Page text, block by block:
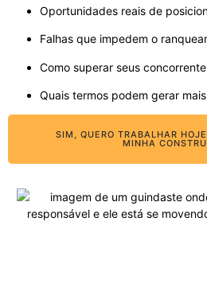
Oportunidades reais de
Falhas que impedem o
Como superar seus
Quais termos podem gerar
SIM, QUERO TRABALHAR
MINHA